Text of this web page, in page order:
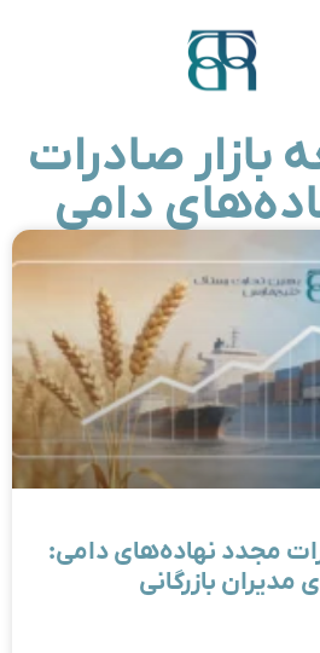
صادرات
دامی
مجدد نهاده‌های دامی:
مدیران بازرگانی